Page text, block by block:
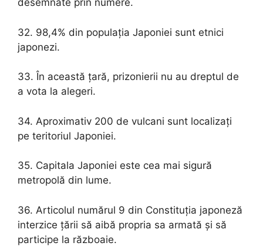
desemnate prin numere.
32. 98,4% din populația Japoniei sunt etnici
japonezi.
33. În această țară, prizonierii nu au dreptul de
a vota la alegeri.
34. Aproximativ 200 de vulcani sunt localizați
pe teritoriul Japoniei.
35. Capitala Japoniei este cea mai sigură
metropolă din lume.
36. Articolul numărul 9 din Constituția japoneză
interzice țării să aibă propria sa armată și să
participe la războaie.